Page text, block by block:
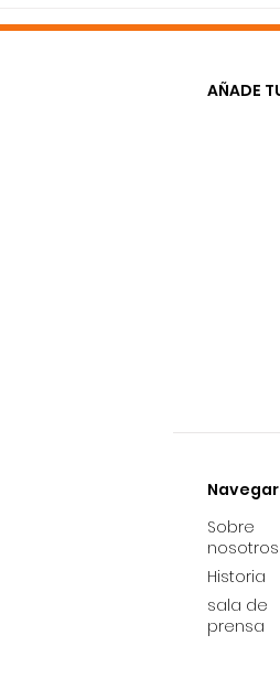
en nuestra
AÑADE
Navegar
Sobre
nosotros
Historia
sala de
prensa